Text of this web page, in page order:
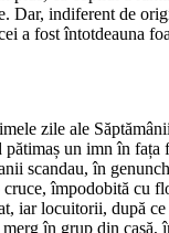
Dar, indiferent de
a fost întotdeauna
zile ale
pătimaș un imn în fața
scandau, în
împodobită cu
iar locuitorii, după ce
în grup din casă,